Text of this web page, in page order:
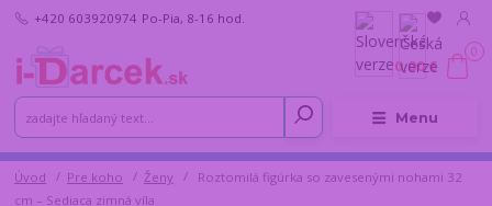
Menu
+420 603920974 Po-Pia, 8-16 hod.
0
0,00 €
Úvod Pre koho Ženy
Roztomilá figúrka so zavesenými nohami 32
cm – Sediaca zimná víla